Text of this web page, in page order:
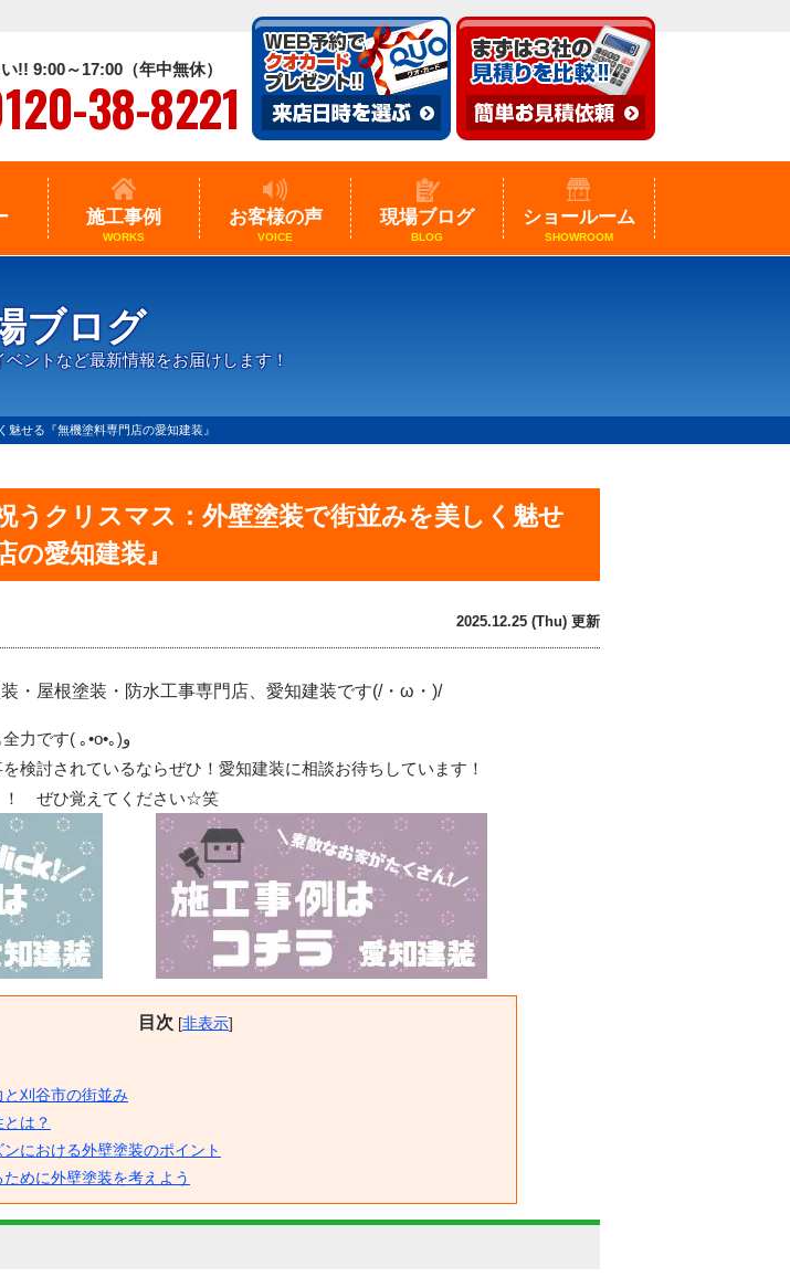
!! 9:00～17:00（年中無休）
38-8221
施工事例
WORKS
お客様の声
VOICE
現場ブログ
BLOG
ショールーム
SHOWROOM
ブログ
ントなど最新情報をお届けします！
魅せる『無機塗料専門店の愛知建装』
うクリスマス：外壁塗装で街並みを美しく魅せ
の愛知建装』
2025.12.25 (Thu) 更新
・屋根塗装・防水工事専門店、愛知建装です(/・ω・)/
力です( ｡•o•｡)و
検討されているならぜひ！愛知建装に相談お待ちしています！
！ ぜひ覚えてください☆笑
目次 [非表示]
刈谷市の街並み
は？
における外壁塗装のポイント
めに外壁塗装を考えよう